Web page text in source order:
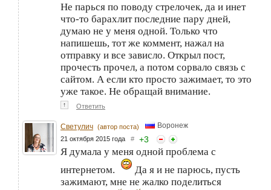
Не парься по поводу стрелочек, да и инет
что-то барахлит последние пару дней,
думаю не у меня одной. Только что
напишешь, тот же коммент, нажал на
отправку и все зависло. Открыл пост,
прочесть прочел, а потом сорвало связь с
сайтом. А если кто просто зажимает, то это
уже такое. Не обращай внимание.
↑ Ответить
Светулич (автор поста) Воронеж
21 октября 2015 года # +3
Я думала у меня одной проблема с
интернетом.
Да я и не парюсь, пусть
зажимают, мне не жалко поделиться